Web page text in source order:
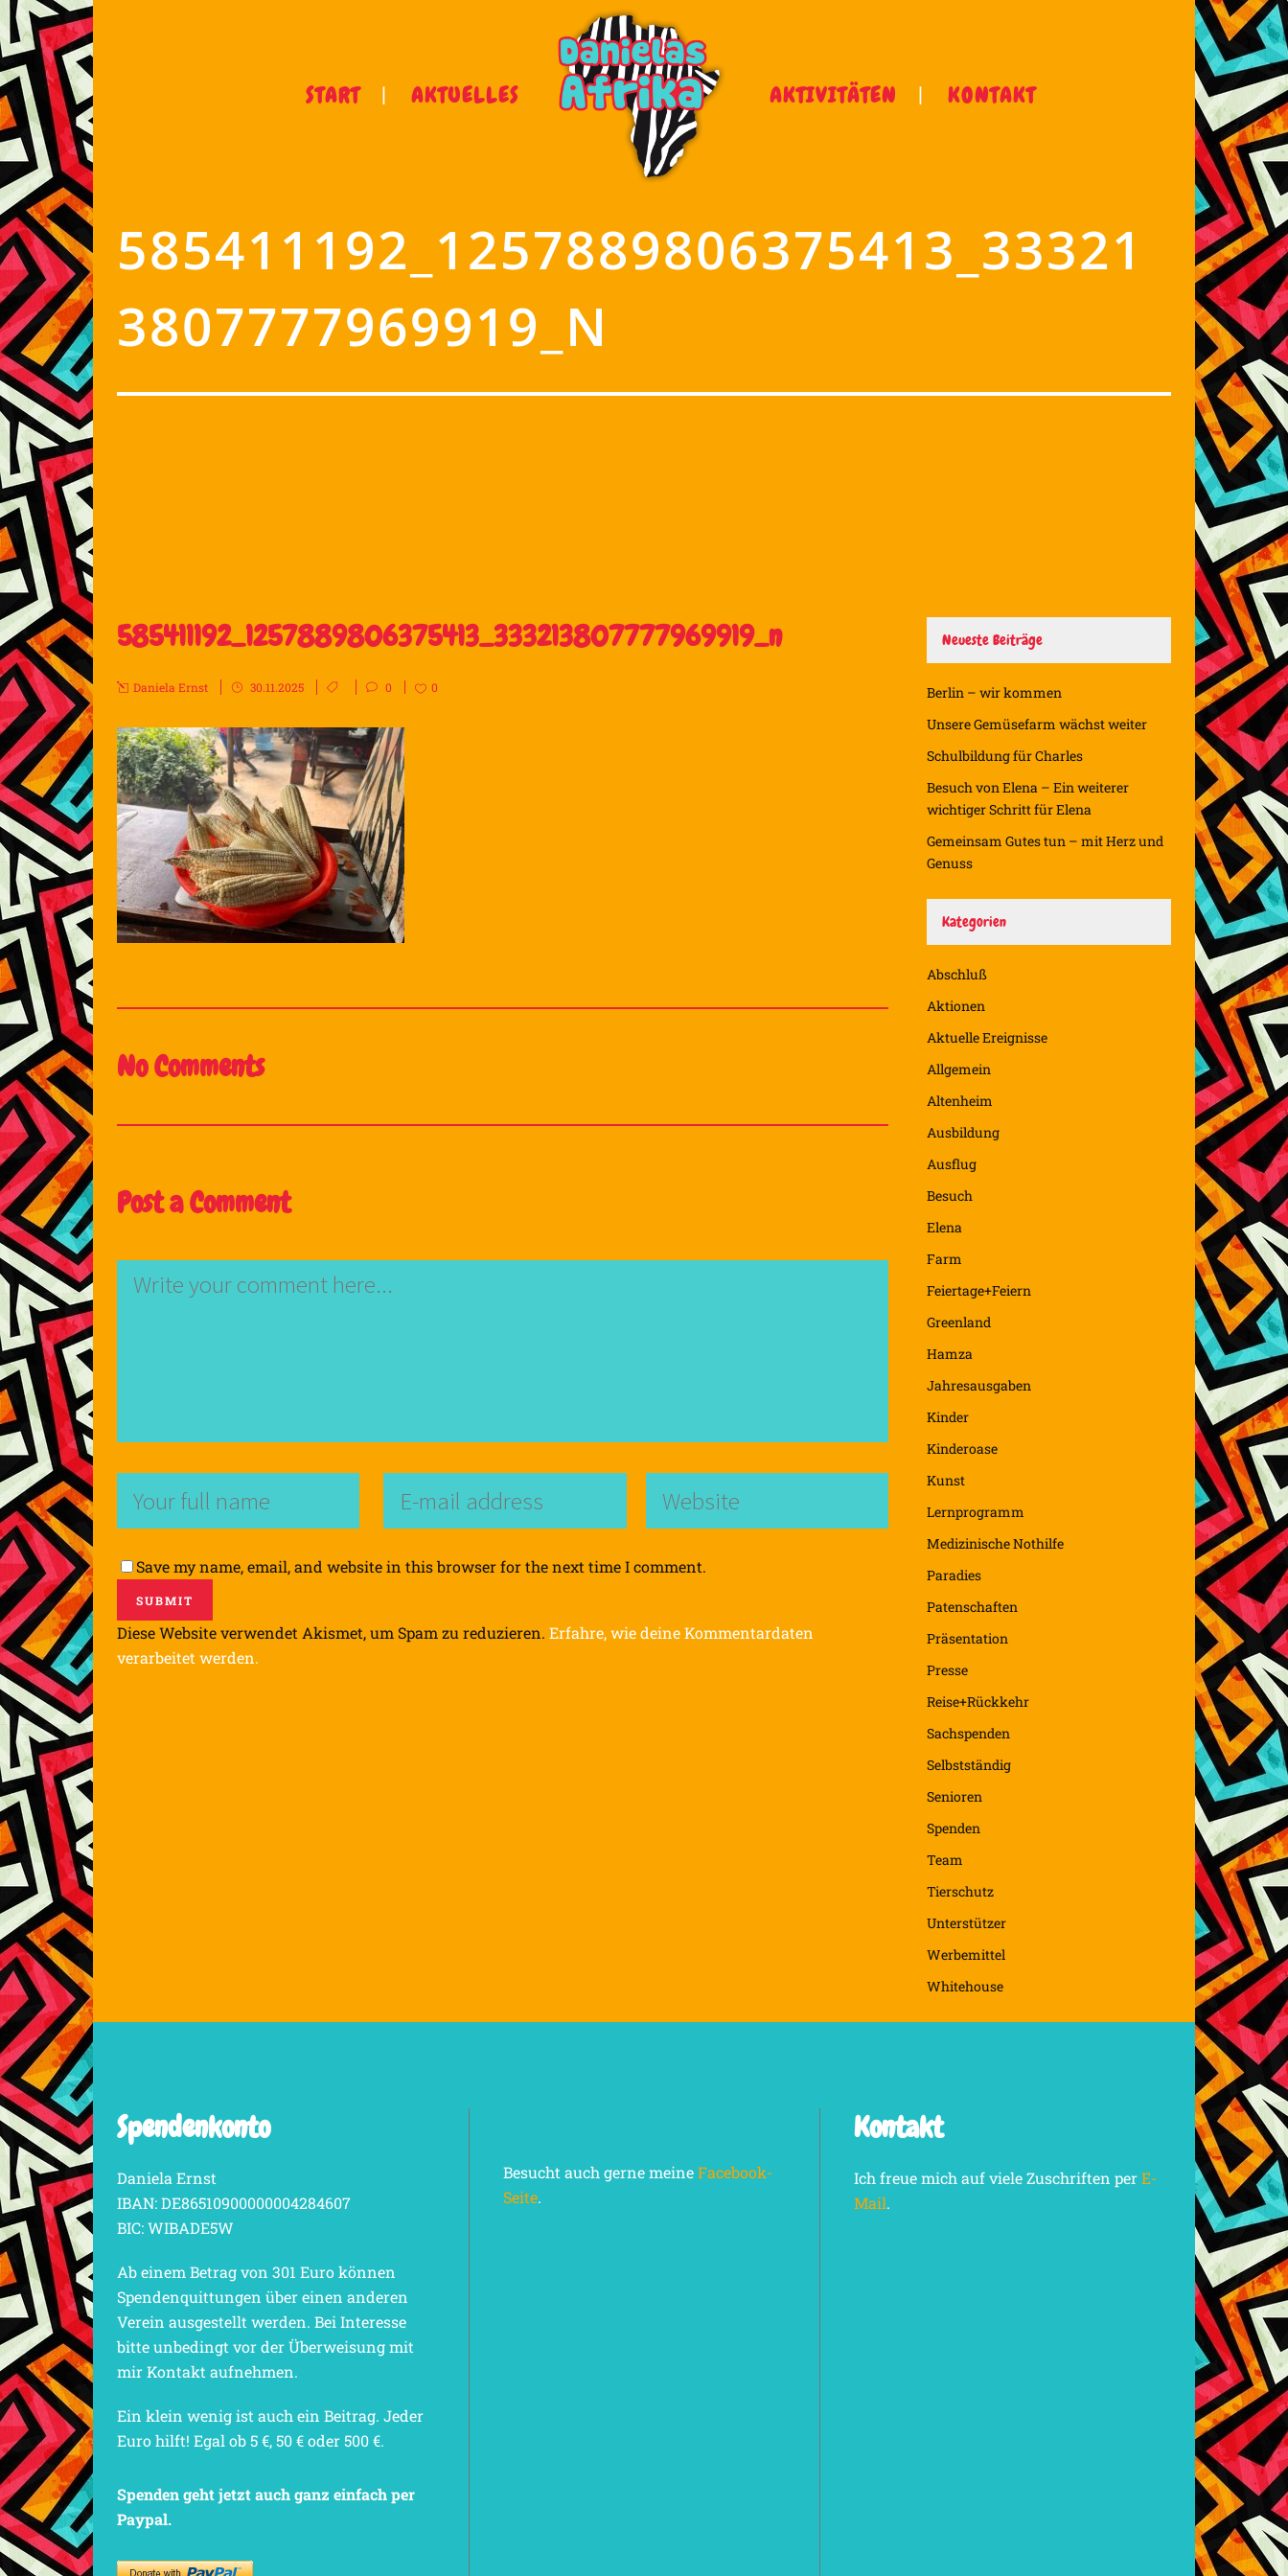
START AKTUELLES AKTIVITÄTEN KONTAKT
585411192_1257889806375413_33321
3807777969919_N
585411192_1257889806375413_333213807777969919_n
Daniela Ernst 30.11.2025 0 0
No Comments
Post a Comment
Save my name, email, and website in this browser for the next time I comment.
Diese Website verwendet Akismet, um Spam zu reduzieren. Erfahre, wie deine Kommentardaten
verarbeitet werden.
Neueste Beiträge
Berlin – wir kommen
Unsere Gemüsefarm wächst weiter
Schulbildung für Charles
Besuch von Elena – Ein weiterer
wichtiger Schritt für Elena
Gemeinsam Gutes tun – mit Herz und
Genuss
Kategorien
Abschluß
Aktionen
Aktuelle Ereignisse
Allgemein
Altenheim
Ausbildung
Ausflug
Besuch
Elena
Farm
Feiertage+Feiern
Greenland
Hamza
Jahresausgaben
Kinder
Kinderoase
Kunst
Lernprogramm
Medizinische Nothilfe
Paradies
Patenschaften
Präsentation
Presse
Reise+Rückkehr
Sachspenden
Selbstständig
Senioren
Spenden
Team
Tierschutz
Unterstützer
Werbemittel
Whitehouse
Spendenkonto
Daniela Ernst
IBAN: DE86510900000004284607
BIC: WIBADE5W
Ab einem Betrag von 301 Euro können
Spendenquittungen über einen anderen
Verein ausgestellt werden. Bei Interesse
bitte unbedingt vor der Überweisung mit
mir Kontakt aufnehmen.
Ein klein wenig ist auch ein Beitrag. Jeder
Euro hilft! Egal ob 5 €, 50 € oder 500 €.
Spenden geht jetzt auch ganz einfach per
Paypal.
Besucht auch gerne meineFacebook-
Seite.
Kontakt
Ich freue mich auf viele Zuschriften perE-
Mail.